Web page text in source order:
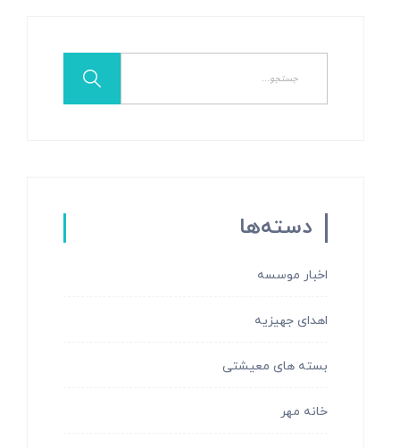
دسته‌ها
اخبار موسسه
اهدای جهیزیه
بسته های معیشتی
خانه مهر